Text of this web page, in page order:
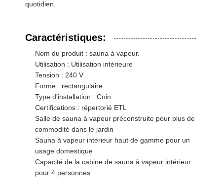
appareil de chauffage électrique de sauna
climatiseur portatif
Kit d'aération pour fenêtre de climatiseur
quotidien.
Caractéristiques:
Nom du produit : sauna à vapeur.
Utilisation : Utilisation intérieure
Tension : 240 V
Forme : rectangulaire
Type d'installation : Coin
Certifications : répertorié ETL
Salle de sauna à vapeur préconstruite pour plus de
commodité dans le jardin
Sauna à vapeur intérieur haut de gamme pour un
usage domestique
Capacité de la cabine de sauna à vapeur intérieur
pour 4 personnes